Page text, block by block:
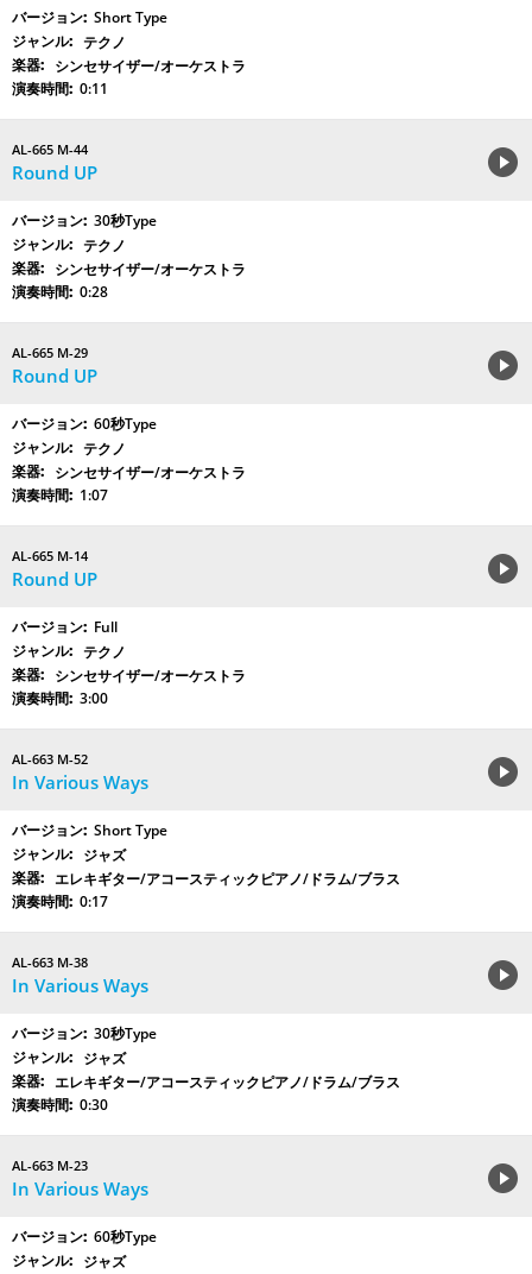
Short Type
テクノ
シンセサイザー/オーケストラ
0:11
AL-665 M-44
Round UP
30秒Type
テクノ
シンセサイザー/オーケストラ
0:28
AL-665 M-29
Round UP
60秒Type
テクノ
シンセサイザー/オーケストラ
1:07
AL-665 M-14
Round UP
Full
テクノ
シンセサイザー/オーケストラ
3:00
AL-663 M-52
In Various Ways
Short Type
ジャズ
エレキギター/アコースティックピアノ/ドラム/ブラス
0:17
AL-663 M-38
In Various Ways
30秒Type
ジャズ
エレキギター/アコースティックピアノ/ドラム/ブラス
0:30
AL-663 M-23
In Various Ways
60秒Type
ジャズ